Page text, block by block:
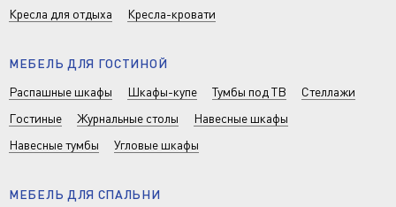
Кресла для отдыха
Кресла-кровати
МЕБЕЛЬ ДЛЯ ГОСТИНОЙ
Распашные шкафы
Шкафы-купе Тумбы под ТВ
Стеллажи
Гостиные
Журнальные столы
Навесные шкафы
Навесные тумбы
Угловые шкафы
МЕБЕЛЬ ДЛЯ СПАЛЬНИ